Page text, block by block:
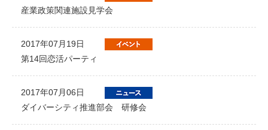
産業政策関連施設見学会
2017年07月19日
第14回恋活パーティ
2017年07月06日
ダイバーシティ推進部会 研修会